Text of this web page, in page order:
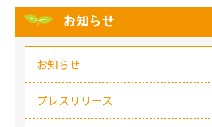
お知らせ
お知らせ
プレスリリース